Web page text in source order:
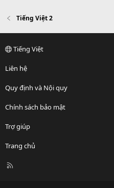
Tiếng Việt 2
Tiếng Việt
Liên hệ
Quy định và Nội quy
Chính sách bảo mật
Trợ giúp
Trang chủ
R